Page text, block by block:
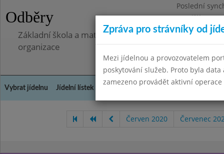
Odběry
Poslední
Pondělí
Základní škola a mateřská škola Libá, okres Cheb,
organizace
Vybrat jídelnu Jídelní lístek Kontakty a informace
Červen 2020 Červenec
Zpráva pro strávníky od
Mezi jídelnou a provozovatelem
poskytování služeb. Proto byla
zamezeno provádět aktivní